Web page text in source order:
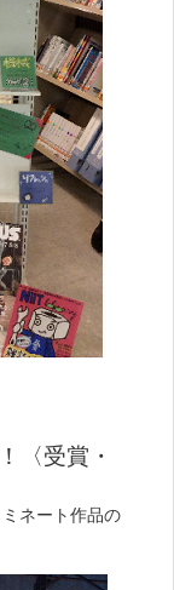
〈受賞・
ネート作品の